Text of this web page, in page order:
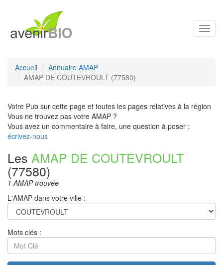
Accueil
Annuaire AMAP
AMAP DE COUTEVROULT (77580)
Votre Pub sur cette page et toutes les pages relatives à la région
Vous ne trouvez pas votre AMAP ?
Vous avez un commentaire à faire, une question à poser :
écrivez-nous
Les AMAP DE COUTEVROULT
(77580)
1 AMAP trouvée
L'AMAP dans votre ville :
Mots clés :